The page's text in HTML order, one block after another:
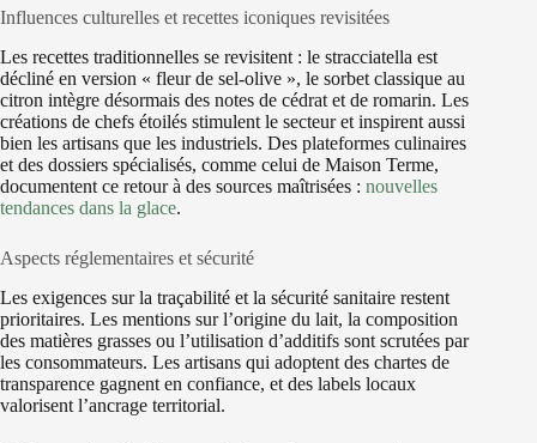
Influences culturelles et recettes iconiques revisitées
Les recettes traditionnelles se revisitent : le stracciatella est
décliné en version « fleur de sel‑olive », le sorbet classique au
citron intègre désormais des notes de cédrat et de romarin. Les
créations de chefs étoilés stimulent le secteur et inspirent aussi
bien les artisans que les industriels. Des plateformes culinaires
et des dossiers spécialisés, comme celui de Maison Terme,
documentent ce retour à des sources maîtrisées : nouvelles
tendances dans la glace.
Aspects réglementaires et sécurité
Les exigences sur la traçabilité et la sécurité sanitaire restent
prioritaires. Les mentions sur l’origine du lait, la composition
des matières grasses ou l’utilisation d’additifs sont scrutées par
les consommateurs. Les artisans qui adoptent des chartes de
transparence gagnent en confiance, et des labels locaux
valorisent l’ancrage territorial.